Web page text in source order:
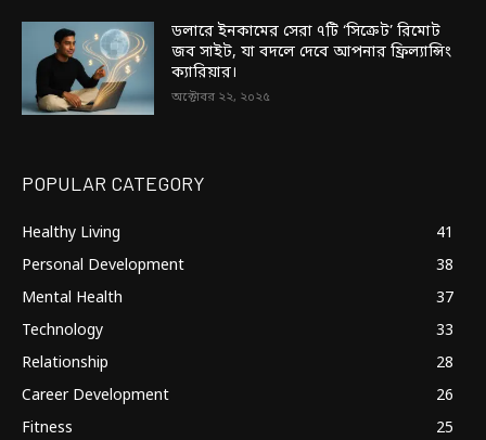
ডলারে ইনকামের সেরা ৭টি ‘সিক্রেট’ রিমোট
জব সাইট, যা বদলে দেবে আপনার ফ্রিল্যান্সিং
ক্যারিয়ার।
অক্টোবর ২২, ২০২৫
POPULAR CATEGORY
Healthy Living
41
Personal Development
38
Mental Health
37
Technology
33
Relationship
28
Career Development
26
Fitness
25